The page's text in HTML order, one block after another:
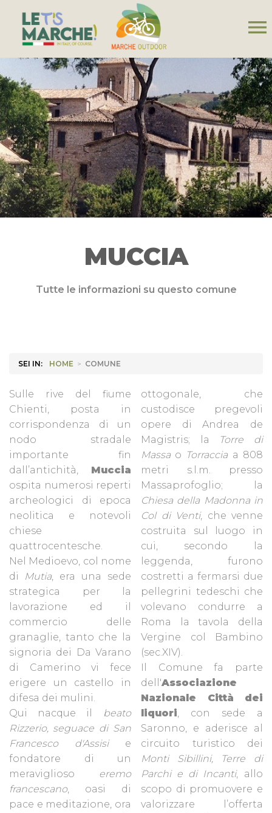
menu
MUCCIA
Tutte le informazioni su questo comune
SEI IN: HOME > COMUNE
Sulle rive del fiume
Chienti, posta in
corrispondenza di un
nodo stradale
importante fin
dall’antichità, Muccia
ospita numerosi reperti
archeologici di epoca
neolitica e notevoli
chiese
quattrocentesche.
Nel Medioevo, col nome
di
Mutia, era una sede
strategica per la
lavorazione ed il
commercio delle
granaglie, tanto che la
signoria dei Da Varano
di Camerino vi fece
erigere un castello in
difesa dei mulini.
Qui nacque il
beato
Rizzerio, seguace di San
Francesco d'Assisie
fondatore di un
meraviglioso eremo
francescano, oasi di
pace e meditazione, ora
ottogonale, che
custodisce pregevoli
opere di Andrea de
Magistris; la
Torre di
Massa o Torraccia a 808
metri s.l.m. presso
Massaprofoglio; la
Chiesa della Madonna in
Col di Venti, che venne
costruita sul luogo in
cui, secondo la
leggenda, furono
costretti a fermarsi due
pellegrini tedeschi che
volevano condurre a
Roma la tavola della
Vergine col Bambino
(sec.XIV).
Il Comune fa parte
dell'Associazione
Nazionale Città dei
liquori, con sede a
Saronno, e aderisce al
circuito turistico dei
Monti Sibillini, Terre di
Parchi e di Incanti, allo
scopo di promuovere e
valorizzare l’offerta